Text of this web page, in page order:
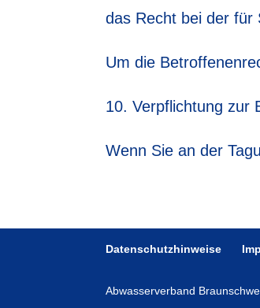
das Recht bei der für
Um die
Verpflichtung zur
Wenn Sie an der
Datenschutzhinweise
Abwasserverband